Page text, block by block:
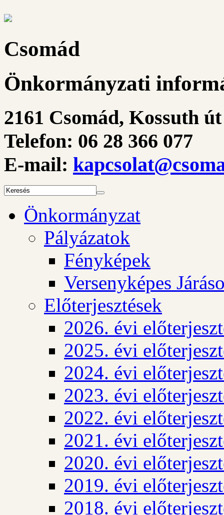
Csomád
Önkormányzati
2161 Csomád, Kossuth
Telefon: 06 28 366 077
E-mail:
Önkormányzat
Pályázatok
Fényképek
Versenyképes
Előterjesztések
2026. évi
2025. évi
2024. évi
2023. évi
2022. évi
2021. évi
2020. évi
2019. évi
2018. évi